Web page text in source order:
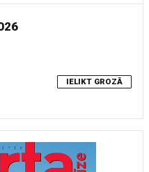
IELIKT GROZĀ